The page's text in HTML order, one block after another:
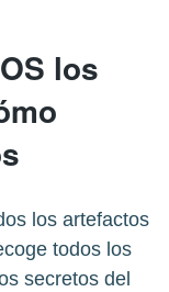
los
los artefactos
todos los
secretos del